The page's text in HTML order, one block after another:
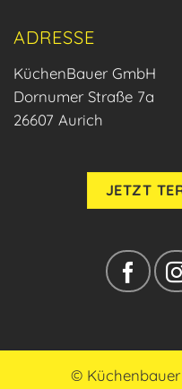
ADRESSE
KüchenBauer GmbH
Dornumer Straße 7a
26607 Aurich
JETZT
©